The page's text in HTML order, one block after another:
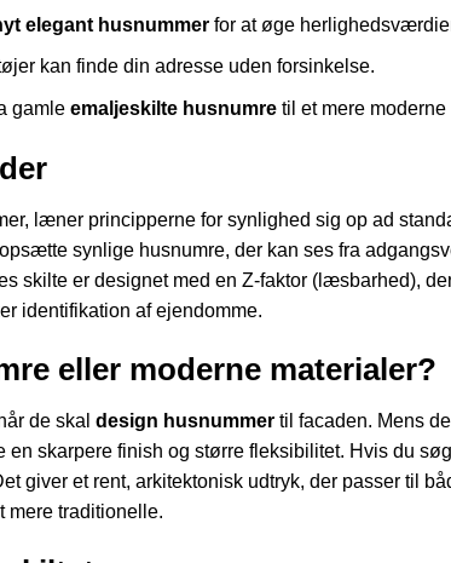
elegant husnummerfor at øge
kan finde din adresse uden forsinkelse.
gamle emaljeskilte husnumretil et mere moderne
læner principperne for synlighed sig op ad
synlige husnumre, der kan ses fra
skilte er designet med en Z-faktor (læsbarhed),
identifikation af ejendomme.
eller moderne materialer?
de skal design husnummer til facaden. Mens
en skarpere finish og større fleksibilitet. Hvis du
giver et rent, arkitektonisk udtryk, der passer til
mere traditionelle.